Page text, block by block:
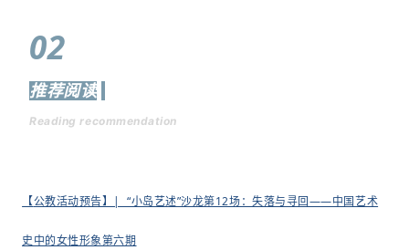
02
推荐阅读
Reading recommendation
【公教活动预告】| “小岛艺述”沙龙第12场：失落与寻回——中国艺术
史中的女性形象第六期